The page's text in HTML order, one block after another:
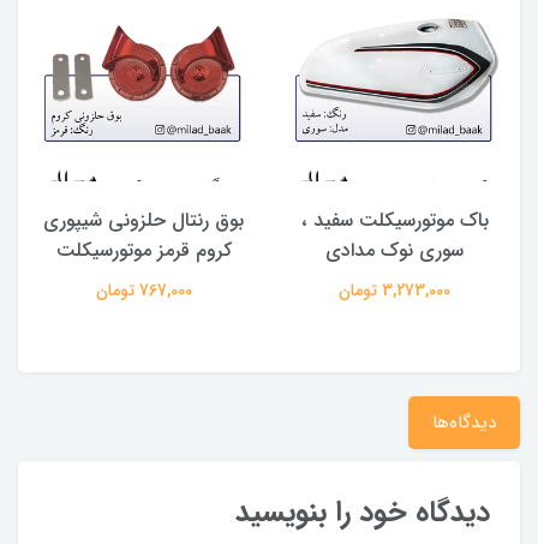
باک موتورسیکلت سفید ،
سوری نوک مدادی
3,273,000 تومان
بوق رنتال حلزونی شیپوری
کروم قرمز موتورسیکلت
767,000 تومان
دیدگاه‌ها
دیدگاه خود را بنویسید